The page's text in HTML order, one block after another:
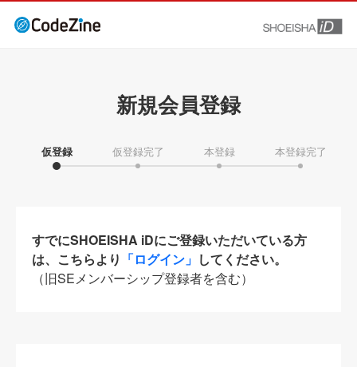
新規会員登録
仮登録 仮登録完了 本登録 本登録完了
すでにSHOEISHA iDにご登録いただいている方
は、こちらより 「ログイン」 してください。
（旧SEメンバーシップ登録者を含む）